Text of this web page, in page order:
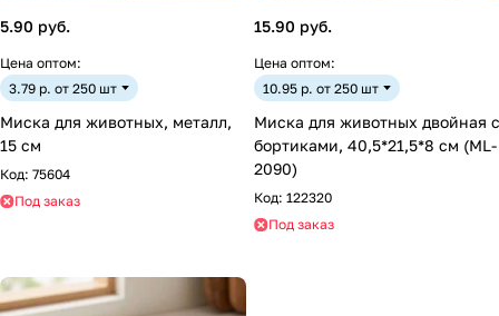
5.90 руб.
Цена оптом:
3.79 р. от 250 шт
Миска для животных, металл,
15 см
Код: 75604
Под заказ
15.90 руб.
Цена оптом:
10.95 р. от 250 шт
Миска для животных двойная с
бортиками, 40,5*21,5*8 см (ML-
2090)
Код: 122320
Под заказ